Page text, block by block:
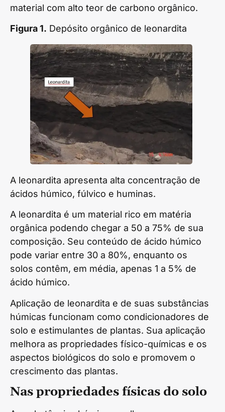
material com alto teor de carbono orgânico.
Figura 1. Depósito orgânico de leonardita
A leonardita apresenta alta concentração de
ácidos húmico, fúlvico e huminas.
A leonardita é um material rico em matéria
orgânica podendo chegar a 50 a 75% de sua
composição. Seu conteúdo de ácido húmico
pode variar entre 30 a 80%, enquanto os
solos contêm, em média, apenas 1 a 5% de
ácido húmico.
Aplicação de leonardita e de suas substâncias
húmicas funcionam como condicionadores de
solo e estimulantes de plantas. Sua aplicação
melhora as propriedades físico-químicas e os
aspectos biológicos do solo e promovem o
crescimento das plantas.
Nas propriedades físicas do solo